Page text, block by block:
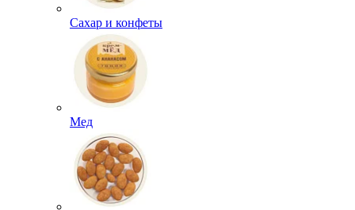
Сахар и конфеты
Мед